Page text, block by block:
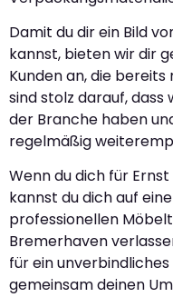
Damit du dir ein Bild
kannst, bieten wir dir
Kunden an, die bereits
sind stolz darauf, dass
der Branche haben
regelmäßig
Wenn du dich für
kannst du dich auf
professionellen
Bremerhaven
für ein
gemeinsam deinen